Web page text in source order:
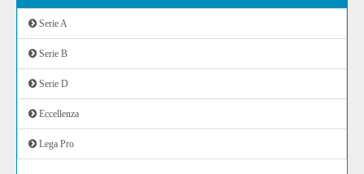
Serie A
Serie B
Serie D
Eccellenza
Lega Pro